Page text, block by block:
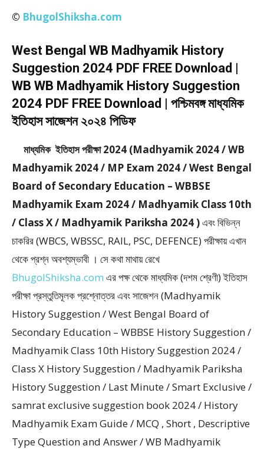
© BhugolShiksha.com
West Bengal WB Madhyamik History
Suggestion 2024 PDF FREE Download |
WB WB Madhyamik History Suggestion
2024 PDF FREE Download | পশ্চিমবঙ্গ মাধ্যমিক
ইতিহাস সাজেশন ২০২৪ পিডিফ
মাধ্যমিক ইতিহাস পরীক্ষা 2024 (Madhyamik 2024 / WB
Madhyamik 2024 / MP Exam 2024 / West Bengal
Board of Secondary Education – WBBSE
Madhyamik Exam 2024 / Madhyamik Class 10th
/ Class X / Madhyamik Pariksha 2024 )এবং বিভিন্ন
চাকরির (WBCS, WBSSC, RAIL, PSC, DEFENCE) পরীক্ষায় এখান
থেকে প্রশ্ন অবশ্যম্ভাবী । সে কথা মাথায় রেখে
BhugolShiksha.com এর পক্ষ থেকে মাধ্যমিক (দশম শ্রেণী) ইতিহাস
পরীক্ষা প্রস্তুতিমূলক প্রশ্নোত্তর এবং সাজেশন (Madhyamik
History Suggestion / West Bengal Board of
Secondary Education – WBBSE History Suggestion /
Madhyamik Class 10th History Suggestion 2024 /
Class X History Suggestion / Madhyamik Pariksha
History Suggestion / Last Minute / Smart Exclusive /
samrat exclusive suggestion book 2024 / History
Madhyamik Exam Guide / MCQ , Short , Descriptive
Type Question and Answer / WB Madhyamik